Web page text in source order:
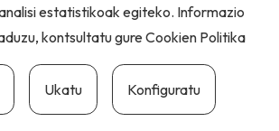
estatistikoak egiteko. Informazio
kontsultatu gureCookien Politika
Ukatu Konfiguratu